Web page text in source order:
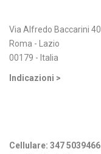
Via Alfredo Baccarini 40
Roma - Lazio
00179 - Italia
Indicazioni >
Cellulare: 347 5039466